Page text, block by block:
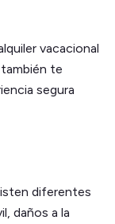
vacacional
te
segura
diferentes
daños a la